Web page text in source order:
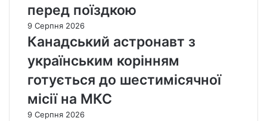
перед поїздкою
9 Серпня 2026
Канадський астронавт з
українським корінням
готується до шестимісячної
місії на МКС
9 Серпня 2026